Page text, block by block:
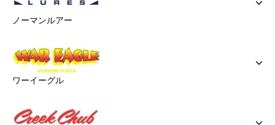
ノーマンルアー
ワーイーグル